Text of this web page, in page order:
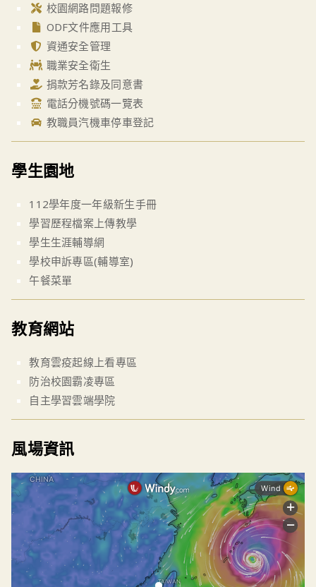
校園網路問題報修
ODF文件應用工具
資通安全管理
職業安全衛生
捐款芳名錄及同意書
電話分機號碼一覽表
教職員汽機車停車登記
學生園地
112學年度一年級新生手冊
學習歷程檔案上傳教學
學生生涯輔導網
學校申訴專區(輔導室)
午餐菜單
教育網站
教育雲疫起線上看專區
防治校園霸凌專區
自主學習雲端學院
風場資訊